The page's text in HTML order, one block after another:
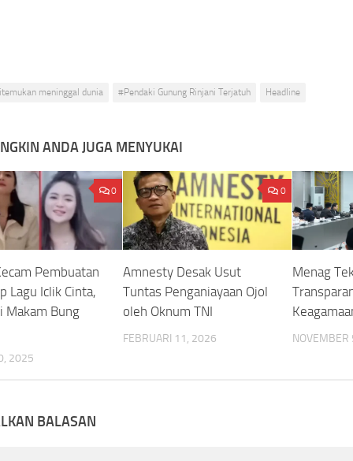
meninggal dunia #Pendaki Gunung Rinjani Terjatuh Headline
ANDA JUGA MENYUKAI
0
Pembuatan
Lagu Iclik Cinta,
Makam Bung
2025
0
Amnesty Desak Usut
Tuntas Penganiayaan Ojol
oleh Oknum TNI
FEBRUARI 11, 2026
Menag
BALASAN